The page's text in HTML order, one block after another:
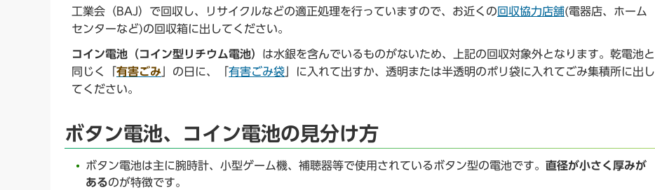
工業会（BAJ）で回収し、リサイクルなどの適正処理を行っていますので、お近くの回収協力店舗(電器店、ホーム
センターなど)の回収箱に出してください。
コイン電池（コイン型リチウム電池） は水銀を含んでいるものがないため、上記の回収対象外となります。乾電池と
同じく「有害ごみ 」の日に、「有害ごみ袋 」に入れて出すか、透明または半透明のポリ袋に入れてごみ集積所に出し
てください。
ボタン電池、コイン電池の見分け方
ボタン電池は主に腕時計、小型ゲーム機、補聴器等で使用されているボタン型の電池です。 直径が小さく厚みが
あるのが特徴です。